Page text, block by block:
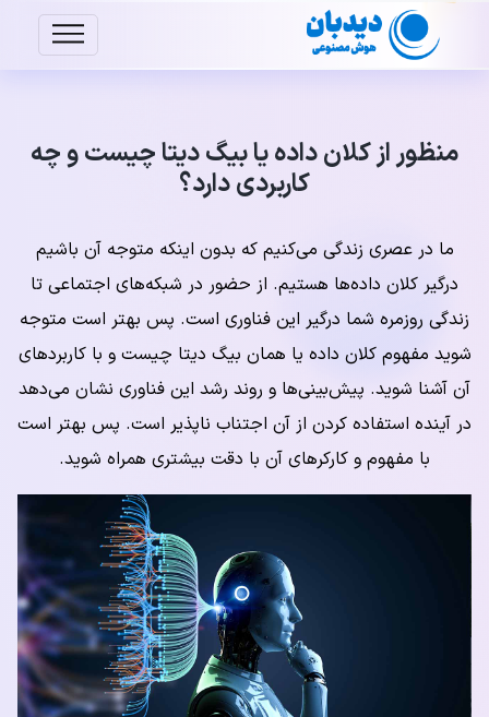
منظور از کلان داده یا بیگ دیتا چیست و چه
کاربردی دارد؟
ما در عصری زندگی می‌کنیم که بدون اینکه متوجه آن باشیم
درگیر کلان داده‌ها هستیم. از حضور در شبکه‌های اجتماعی تا
زندگی روزمره شما درگیر این فناوری است. پس بهتر است متوجه
شوید مفهوم کلان داده یا همان بیگ دیتا چیست و با کاربردهای
آن آشنا شوید. پیش‌بینی‌ها و روند رشد این فناوری نشان می‌دهد
در آینده استفاده کردن از آن اجتناب ناپذیر است. پس بهتر است
با مفهوم و کارکرهای آن با دقت بیشتری همراه شوید.